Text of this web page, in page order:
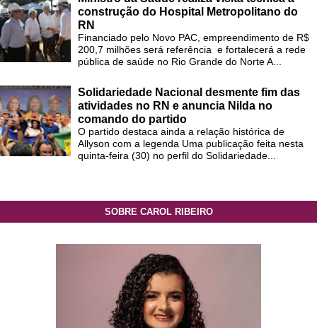
construção do Hospital Metropolitano do
RN
Financiado pelo Novo PAC, empreendimento de R$
200,7 milhões será referência e fortalecerá a rede
pública de saúde no Rio Grande do Norte A...
Solidariedade Nacional desmente fim das
atividades no RN e anuncia Nilda no
comando do partido
O partido destaca ainda a relação histórica de
Allyson com a legenda Uma publicação feita nesta
quinta-feira (30) no perfil do Solidariedade...
SOBRE CAROL RIBEIRO